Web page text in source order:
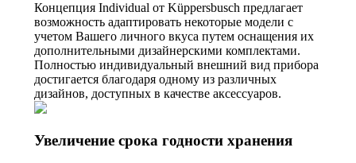
Концепция Individual от Küppersbusch предлагает
возможность адаптировать некоторые модели с
учетом Вашего личного вкуса путем оснащения их
дополнительными дизайнерскими комплектами.
Полностью индивидуальный внешний вид прибора
достигается благодаря одному из различных
дизайнов, доступных в качестве аксессуаров.
Увеличение срока годности хранения